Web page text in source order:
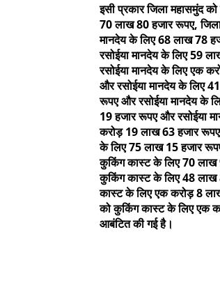
इसी प्रकार जिला महासमुंद
70 लाख 80 हजार रूपए,
मानदेय के लिए 68 लाख 78
रसोईया मानदेय के लिए 59
रसोईया मानदेय के लिए एक
और रसोईया मानदेय के लिए
रूपए और रसोईया मानदेय के
19 हजार रूपए और रसोईया
करोड़ 19 लाख 63 हजार
के लिए 75 लाख 15 हजार
कुकिंग कास्ट के लिए 70 लाख
कुकिंग कास्ट के लिए 48 लाख
कास्ट के लिए एक करोड़ 8
को कुकिंग कास्ट के लिए एक
आबंटित की गई है।